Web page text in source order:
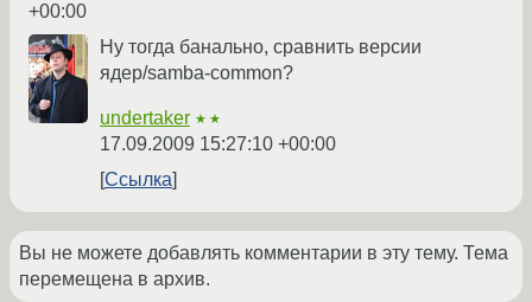
+00:00
Ну тогда банально, сравнить версии
ядер/samba-common?
undertaker ★★
17.09.2009 15:27:10 +00:00
Ссылка
Вы не можете добавлять комментарии в эту тему. Тема
перемещена в архив.